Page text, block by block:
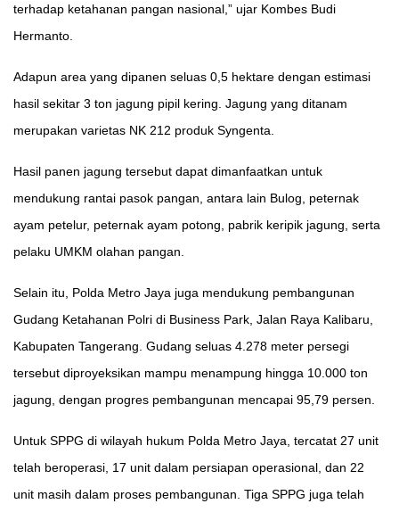
terhadap ketahanan pangan nasional,” ujar Kombes Budi
Hermanto.
Adapun area yang dipanen seluas 0,5 hektare dengan estimasi
hasil sekitar 3 ton jagung pipil kering. Jagung yang ditanam
merupakan varietas NK 212 produk Syngenta.
Hasil panen jagung tersebut dapat dimanfaatkan untuk
mendukung rantai pasok pangan, antara lain Bulog, peternak
ayam petelur, peternak ayam potong, pabrik keripik jagung, serta
pelaku UMKM olahan pangan.
Selain itu, Polda Metro Jaya juga mendukung pembangunan
Gudang Ketahanan Polri di Business Park, Jalan Raya Kalibaru,
Kabupaten Tangerang. Gudang seluas 4.278 meter persegi
tersebut diproyeksikan mampu menampung hingga 10.000 ton
jagung, dengan progres pembangunan mencapai 95,79 persen.
Untuk SPPG di wilayah hukum Polda Metro Jaya, tercatat 27 unit
telah beroperasi, 17 unit dalam persiapan operasional, dan 22
unit masih dalam proses pembangunan. Tiga SPPG juga telah